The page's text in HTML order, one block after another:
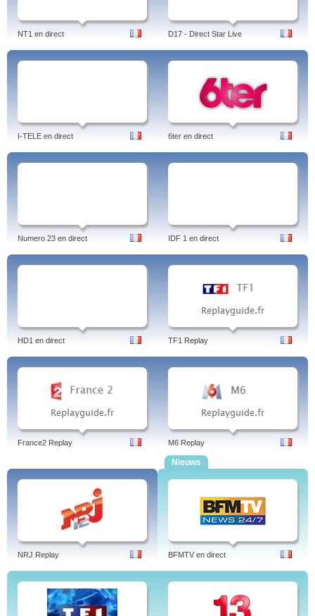
NT1 en direct D17 - Direct Star Live
I-TELE en direct 6ter en direct
Numero 23 en direct IDF 1 en direct
HD1 en direct TF1 Replay
France2 Replay M6 Replay
NRJ Replay
Nieuws
BFMTV en direct